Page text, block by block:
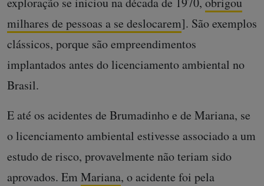
milhares de pessoas a se deslocarem]. São exemplos
clássicos, porque são empreendimentos
implantados antes do licenciamento ambiental no
Brasil.
E até os acidentes de Brumadinho e de Mariana, se
o licenciamento ambiental estivesse associado a um
estudo de risco, provavelmente não teriam sido
aprovados. Em Mariana, o acidente foi pela